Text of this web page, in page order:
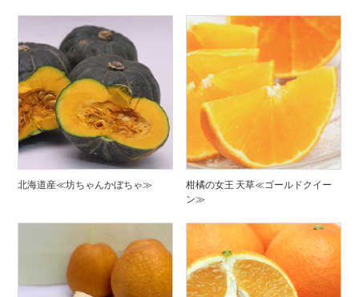
北海道産≪坊ちゃんかぼちゃ≫
柑橘の女王 天草≪ゴールドクイー
ン≫